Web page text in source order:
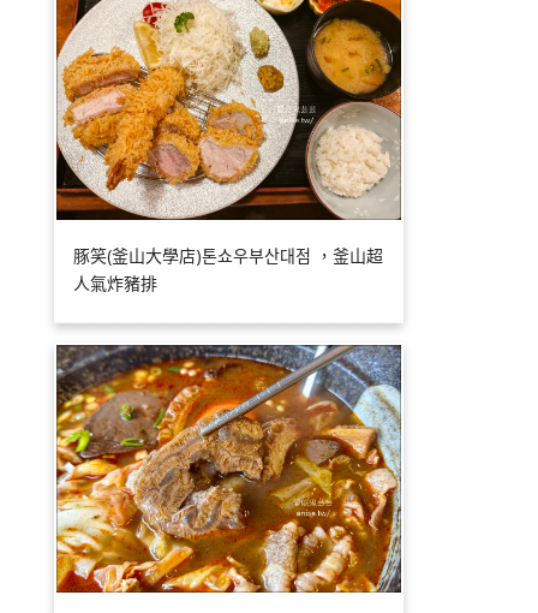
豚笑(釜山大學店)톤쇼우부산대점 ，釜山超
人氣炸豬排